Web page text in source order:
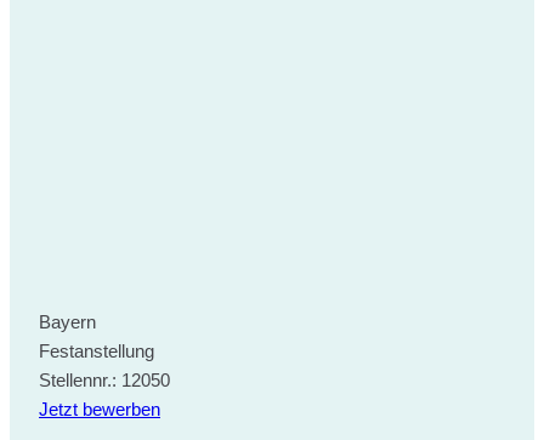
Bayern
Festanstellung
Stellennr.: 12050
Jetzt bewerben